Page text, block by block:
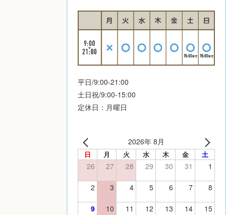
平日/9:00-21:00
土日祝/9:00-15:00
定休日：月曜日
2026年 8月
日 月 火 水 木 金 土
26 27 28 29 30 31 1
2 3 4 5 6 7 8
9 10 11 12 13 14 15